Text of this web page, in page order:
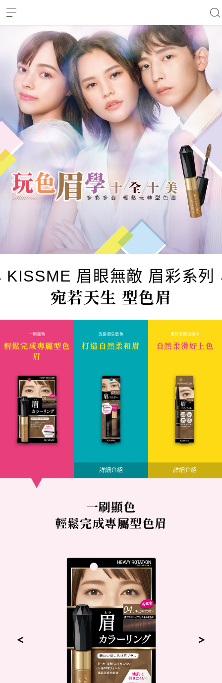
KISSME 眉眼無敵 眉彩系列
宛若天生 型色眉
一刷顯色
輕鬆完成專屬型色
眉
改變原生眉色
打造自然柔和眉
詳細介紹
筆蕊軟硬度適中
自然柔滑好上色
詳細介紹
一刷顯色
輕鬆完成專屬型色眉